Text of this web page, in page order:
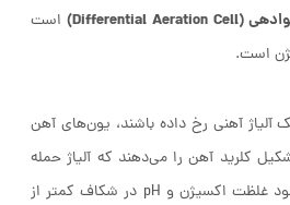
(
Differential Aeration Cell
)است
است.
آهنی رخ داده باشند، یون‌های آهن
کلرید آهن را می‌دهند که آلیاژ حمله
می‌کنند. این امر باعث می‌شود غلظت اکسیژن و pH در شکاف کمتر از